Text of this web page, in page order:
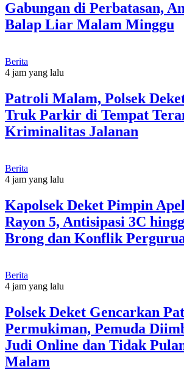
Gabungan di Perbatasan,
Balap Liar Malam Minggu
Berita
4 jam yang lalu
Patroli Malam, Polsek
Truk Parkir di Tempat
Kriminalitas Jalanan
Berita
4 jam yang lalu
Kapolsek Deket Pimpin
Rayon 5, Antisipasi 3C
Brong dan Konflik
Berita
4 jam yang lalu
Polsek Deket Gencarkan
Permukiman, Pemuda
Judi Online dan Tidak
Malam